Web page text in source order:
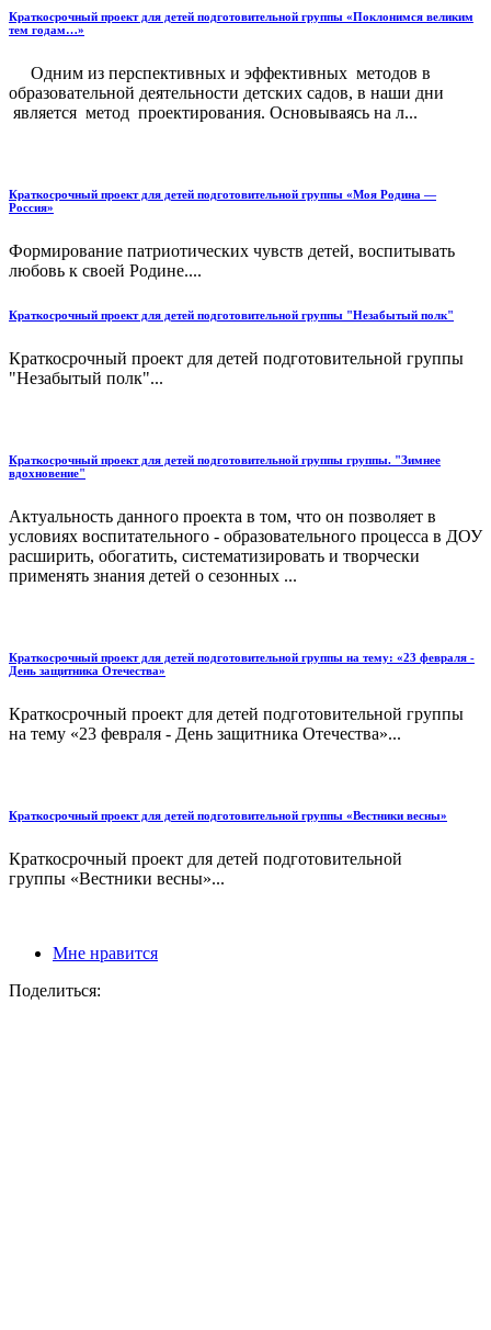
Краткосрочный проект для детей подготовительной группы «Поклонимся великим
тем годам…»
Одним из перспективных и эффективных методов в
образовательной деятельности детских садов, в наши дни
является метод проектирования. Основываясь на л...
Краткосрочный проект для детей подготовительной группы «Моя Родина —
Россия»
Формирование патриотических чувств детей, воспитывать
любовь к своей Родине....
Краткосрочный проект для детей подготовительной группы "Незабытый полк"
Краткосрочный проект для детей подготовительной группы
"Незабытый полк"...
Краткосрочный проект для детей подготовительной группы группы. "Зимнее
вдохновение"
Актуальность данного проекта в том, что он позволяет в
условиях воспитательного - образовательного процесса в ДОУ
расширить, обогатить, систематизировать и творчески
применять знания детей о сезонных ...
Краткосрочный проект для детей подготовительной группы на тему: «23 февраля -
День защитника Отечества»
Краткосрочный проект для детей подготовительной группы
на тему «23 февраля - День защитника Отечества»...
Краткосрочный проект для детей подготовительной группы «Вестники весны»
Краткосрочный проект для детей подготовительной
группы «Вестники весны»...
Мне нравится
Поделиться: